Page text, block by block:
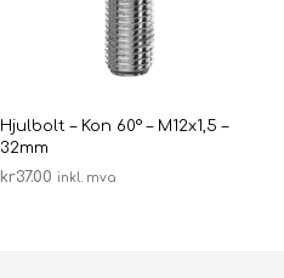
Hjulbolt – Kon 60° – M12x1,5 –
32mm
kr37.00 inkl. mva